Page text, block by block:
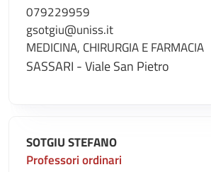
079229959
gsotgiu@uniss.it
MEDICINA, CHIRURGIA E FARMACIA
SASSARI - Viale San Pietro
SOTGIU STEFANO
Professori ordinari